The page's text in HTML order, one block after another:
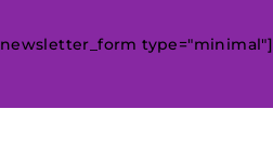
type="minimal"]